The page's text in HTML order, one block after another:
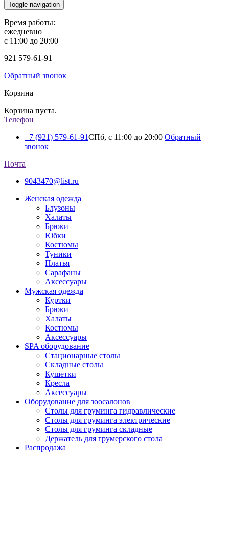
Toggle navigation
Время работы:
ежедневно
с 11:00 до 20:00
921 579-61-91
Обратный звонок
Корзина
Корзина пуста.
Телефон
+7 (921) 579-61-91СПб, с 11:00 до 20:00 Обратный
звонок
Почта
9043470@list.ru
Женская одежда
Блузоны
Халаты
Брюки
Юбки
Костюмы
Туники
Платья
Сарафаны
Аксессуары
Мужская одежда
Куртки
Брюки
Халаты
Костюмы
Аксессуары
SPA оборудование
Стационарные столы
Складные столы
Кушетки
Кресла
Аксессуары
Оборудование для зоосалонов
Столы для груминга гидравлические
Столы для груминга электрические
Столы для груминга складные
Держатель для грумерского стола
Распродажа